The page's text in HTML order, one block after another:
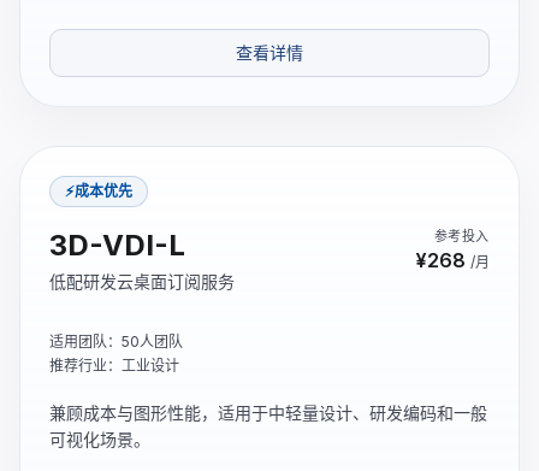
查看详情
⚡成本优先
3D-VDI-L
低配研发云桌面订阅服务
参考投入
¥268 /月
适用团队：50人团队
推荐行业：工业设计
兼顾成本与图形性能，适用于中轻量设计、研发编码和一般
可视化场景。